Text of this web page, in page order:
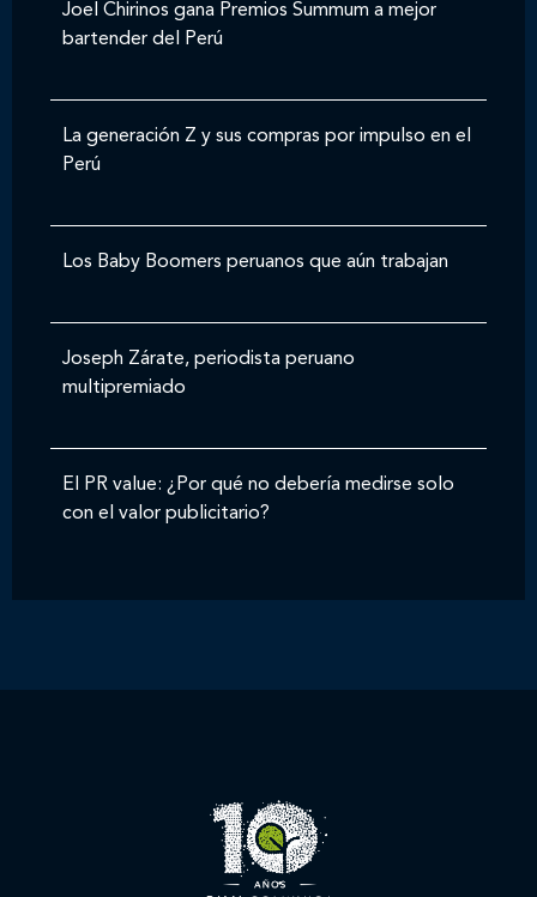
Joel Chirinos gana Premios Summum a mejor
bartender del Perú
La generación Z y sus compras por impulso en el
Perú
Los Baby Boomers peruanos que aún trabajan
Joseph Zárate, periodista peruano
multipremiado
El PR value: ¿Por qué no debería medirse solo
con el valor publicitario?